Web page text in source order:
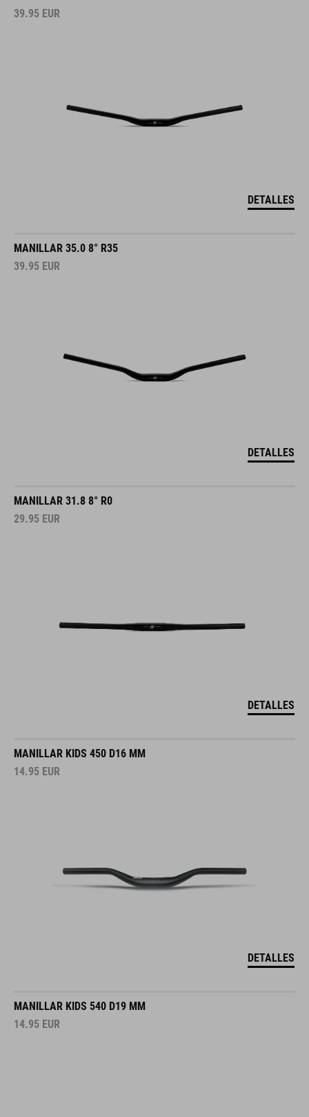
39.95 EUR
DETALLES
MANILLAR 35.0 8° R35
39.95 EUR
DETALLES
MANILLAR 31.8 8° R0
29.95 EUR
DETALLES
MANILLAR KIDS 450 D16 MM
14.95 EUR
DETALLES
MANILLAR KIDS 540 D19 MM
14.95 EUR